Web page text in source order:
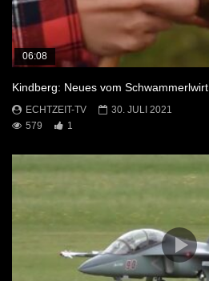
06:08
Kindberg: Neues vom Schwammerlwirt
ECHTZEIT-TV
30. JULI 2021
579
1